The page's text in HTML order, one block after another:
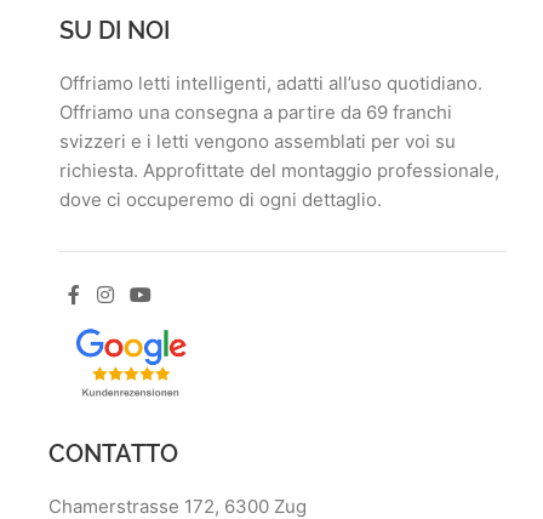
SU DI NOI
Offriamo letti intelligenti, adatti all’uso quotidiano.
Offriamo una consegna a partire da 69 franchi
svizzeri e i letti vengono assemblati per voi su
richiesta. Approfittate del montaggio professionale,
dove ci occuperemo di ogni dettaglio.
CONTATTO
Chamerstrasse 172, 6300 Zug